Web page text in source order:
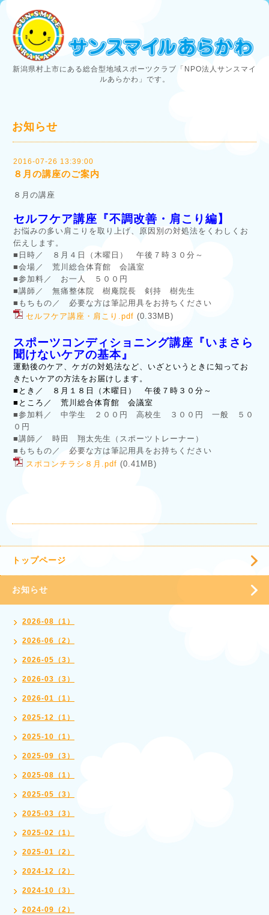
新潟県村上市にある総合型地域スポーツクラブ「NPO法人サンスマイ
ルあらかわ」です。
お知らせ
2016-07-26 13:39:00
８月の講座のご案内
８月の講座
セルフケア講座『不調改善・肩こり編】
お悩みの多い肩こりを取り上げ、原因別の対処法をくわしくお
伝えします。
■日時／ ８月４日（木曜日） 午後７時３０分～
■会場／ 荒川総合体育館 会議室
■参加料／ お一人 ５００円
■講師／ 無痛整体院 樹庵院長 剣持 樹先生
■もちもの／ 必要な方は筆記用具をお持ちください
セルフケア講座・肩こり.pdf (0.33MB)
スポーツコンディショニング講座『いまさら
聞けないケアの基本』
運動後のケア、ケガの対処法など、いざというときに知ってお
きたいケアの方法をお届けします。
■とき／ ８月１８日（木曜日） 午後７時３０分～
■ところ／ 荒川総合体育館 会議室
■参加料／ 中学生 ２００円 高校生 ３００円 一般 ５０
０円
■講師／ 時田 翔太先生（スポーツトレーナー）
■もちもの／ 必要な方は筆記用具をお持ちください
スポコンチラシ８月.pdf (0.41MB)
トップページ
お知らせ
2026-08（1）
2026-06（2）
2026-05（3）
2026-03（3）
2026-01（1）
2025-12（1）
2025-10（1）
2025-09（3）
2025-08（1）
2025-05（3）
2025-03（3）
2025-02（1）
2025-01（2）
2024-12（2）
2024-10（3）
2024-09（2）